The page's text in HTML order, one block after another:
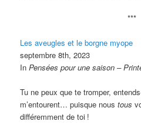
***
Les aveugles et le borgne myope
septembre 8th, 2023
InPensées pour une saison –
Tu ne peux que te tromper,
m’entourent… puisque noustous
différemment de toi !